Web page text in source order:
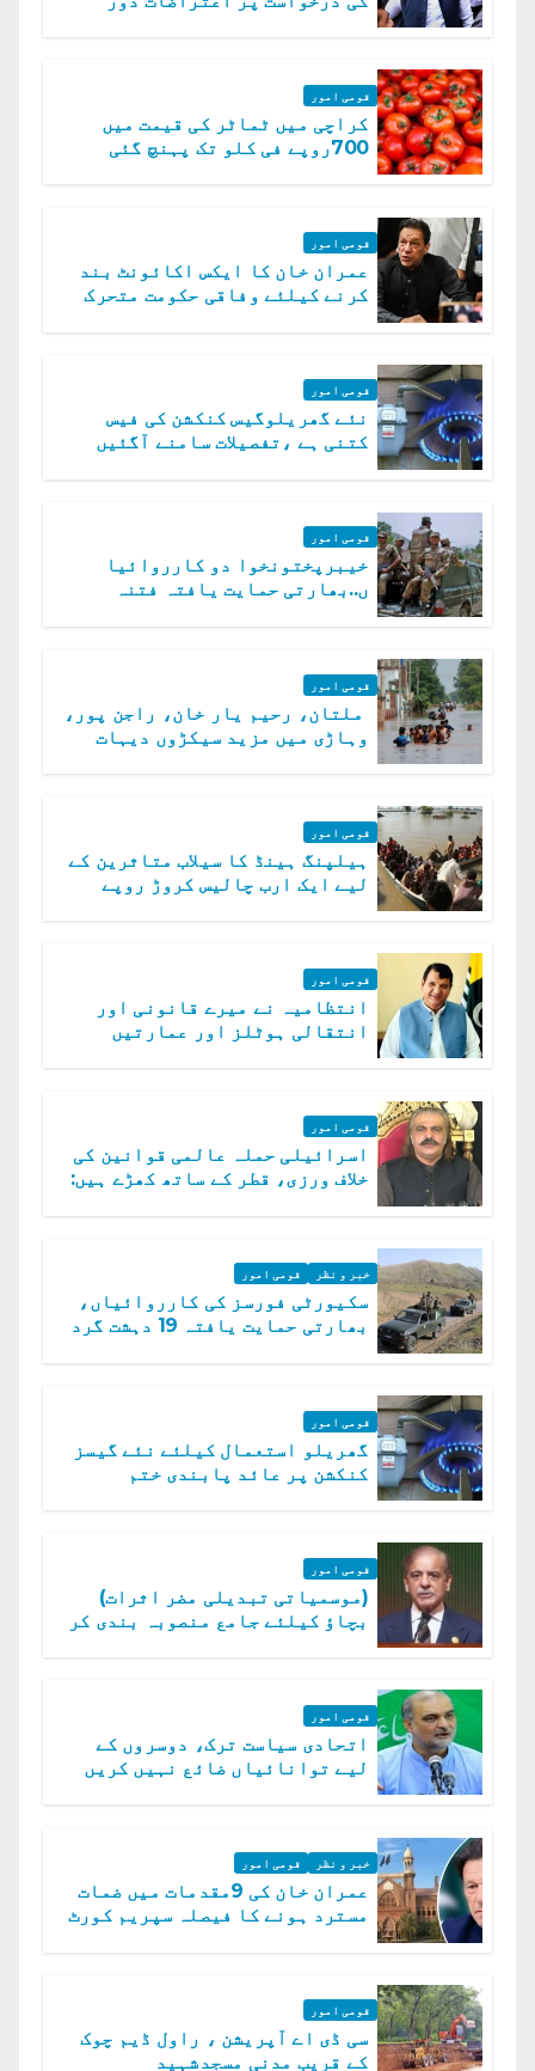
قومی امور
کراچی میں ٹماٹر کی قیمت میں
700روپے فی کلو تک پہنچ گئی
قومی امور
عمران خان کا ایکس اکائونٹ بند
کرنے کیلئے وفاقی حکومت متحرک
قومی امور
نئے گھریلوگیس کنکشن کی فیس
کتنی ہے ،تفصیلات سامنے آگئیں
قومی امور
خیبرپختونخوا دو کارروائیا
ں..بھارتی حمایت یافتہ فتنہ
قومی امور
ملتان، رحیم یار خان، راجن پور،
وہاڑی میں مزید سیکڑوں دیہات
قومی امور
ہیلپنگ ہینڈ کا سیلاب متاثرین کے
لیے ایک ارب چالیس کروڑ روپے
قومی امور
انتظامیہ نے میرے قانونی اور
انتقالی ہوٹلز اور عمارتیں
قومی امور
اسرائیلی حملہ عالمی قوانین کی
خلاف ورزی، قطر کے ساتھ کھڑے ہیں:
خبر و نظر قومی امور
سکیورٹی فورسز کی کارروائیاں،
بھارتی حمایت یافتہ 19 دہشت گرد
قومی امور
گھریلو استعمال کیلئے نئے گیسز
کنکشن پر عائد پابندی ختم
قومی امور
(موسمیاتی تبدیلی مضر اثرات)
بچاؤ کیلئے جامع منصوبہ بندی کر
قومی امور
اتحادی سیاست ترک، دوسروں کے
لیے توانائیاں ضائع نہیں کریں
خبر و نظر قومی امور
عمران خان کی 9مقدمات میں ضمات
مسترد ہونے کا فیصلہ سپریم کورٹ
قومی امور
سی ڈی اے آپریشن ، راول ڈیم چوک
کے قریب مدنی مسجدشہید